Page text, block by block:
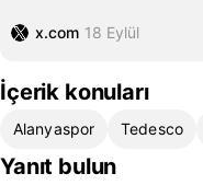
x.com 18 Eylül
İçerik konuları
Alanyaspor Tedesco
Yanıt bulun